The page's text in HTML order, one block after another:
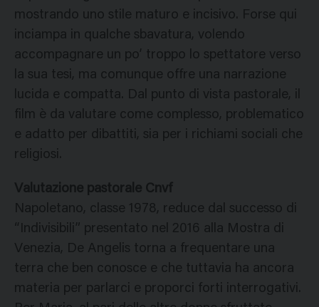
mostrando uno stile maturo e incisivo. Forse qui
inciampa in qualche sbavatura, volendo
accompagnare un po’ troppo lo spettatore verso
la sua tesi, ma comunque offre una narrazione
lucida e compatta. Dal punto di vista pastorale, il
film è da valutare come complesso, problematico
e adatto per dibattiti, sia per i richiami sociali che
religiosi.
Valutazione pastorale Cnvf
Napoletano, classe 1978, reduce dal successo di
“Indivisibili” presentato nel 2016 alla Mostra di
Venezia, De Angelis torna a frequentare una
terra che ben conosce e che tuttavia ha ancora
materia per parlarci e proporci forti interrogativi.